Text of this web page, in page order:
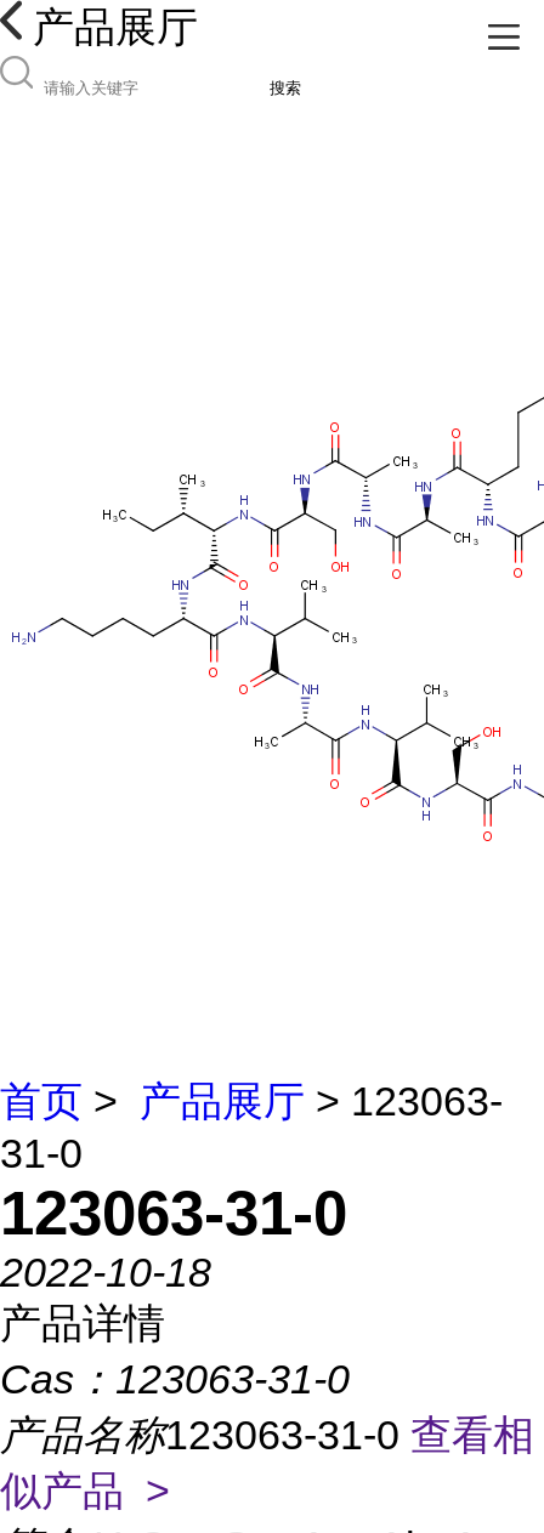
产品展厅
搜索
首页 > 产品展厅 > 123063-
31-0
123063-31-0
2022-10-18
产品详情
Cas： 123063-31-0
产品名称123063-31-0 查看相
似产品 >